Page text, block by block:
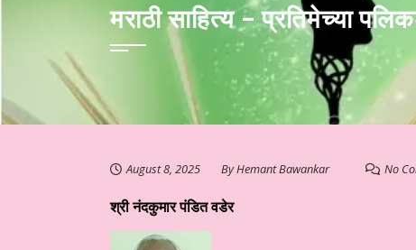
मराठी साहित्य – प्रतिमेच्या
August 8, 2025 ByHemant Bawankar No
श्री नंदकुमार पंडित वडेर
हिन्दी साहित्य – कथा कहानी ☆ लघुकथा – “खोया